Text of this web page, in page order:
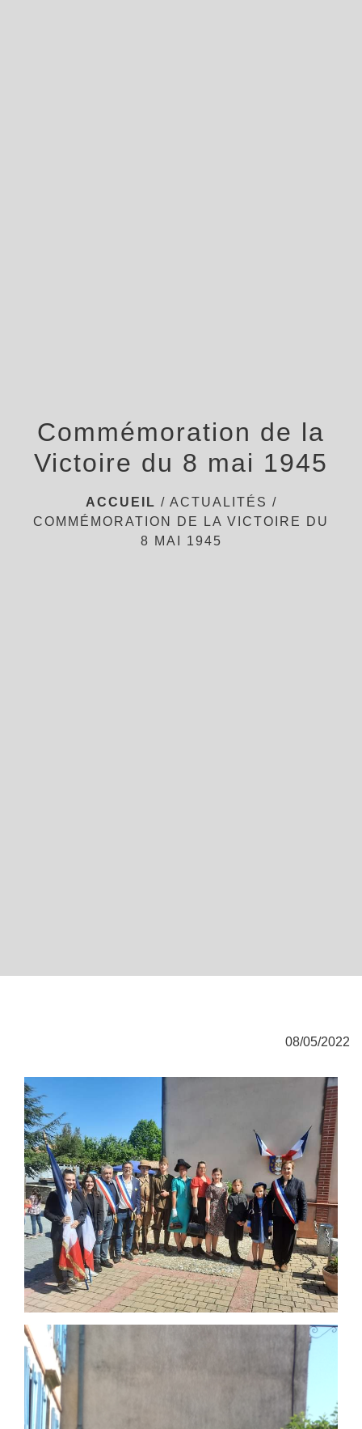
Commémoration de la
Victoire du 8 mai 1945
ACCUEIL / ACTUALITÉS /
COMMÉMORATION DE LA VICTOIRE DU
8 MAI 1945
08/05/2022